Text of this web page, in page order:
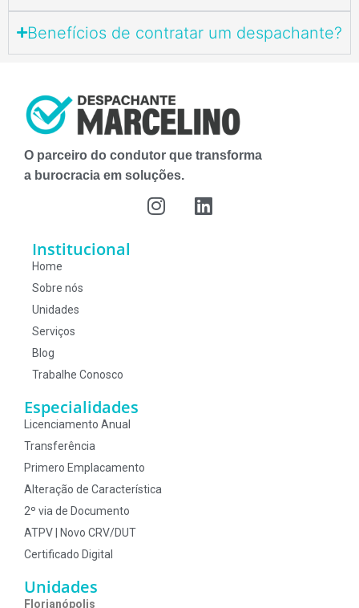
Benefícios de contratar um despachante?
O parceiro do condutor que transforma
a burocracia em soluções.
Institucional
Home
Sobre nós
Unidades
Serviços
Blog
Trabalhe Conosco
Especialidades
Licenciamento Anual
Transferência
Primero Emplacamento
Alteração de Característica
2º via de Documento
ATPV | Novo CRV/DUT
Certificado Digital
Unidades
Florianópolis